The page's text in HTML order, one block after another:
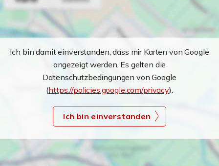
Ich bin damit einverstanden, dass mir Karten von Google
angezeigt werden. Es gelten die
Datenschutzbedingungen von Google
(https://policies.google.com/privacy).
Ich bin einverstanden